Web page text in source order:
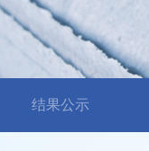
结果公示